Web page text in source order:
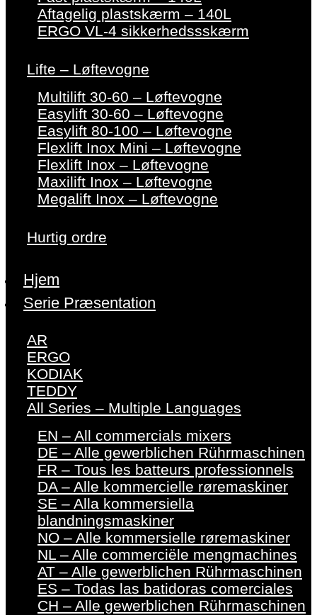
Aftagelig plastskærm – 140L
ERGO VL-4 sikkerhedssskærm
Lifte – Løftevogne
Multilift 30-60 – Løftevogne
Easylift 30-60 – Løftevogne
Easylift 80-100 – Løftevogne
Flexlift Inox Mini – Løftevogne
Flexlift Inox – Løftevogne
Maxilift Inox – Løftevogne
Megalift Inox – Løftevogne
Hurtig ordre
Hjem
Serie Præsentation
AR
ERGO
KODIAK
TEDDY
All Series – Multiple Languages
EN – All commercials mixers
DE – Alle gewerblichen Rührmaschinen
FR – Tous les batteurs professionnels
DA – Alle kommercielle røremaskiner
SE – Alla kommersiella
blandningsmaskiner
NO – Alle kommersielle røremaskiner
NL – Alle commerciële mengmachines
AT – Alle gewerblichen Rührmaschinen
ES – Todas las batidoras comerciales
CH – Alle gewerblichen Rührmaschinen